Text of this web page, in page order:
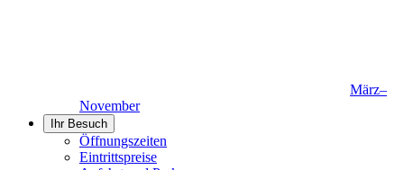
März–
November
Ihr Besuch
Öffnungszeiten
Eintrittspreise